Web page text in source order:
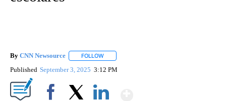
By CNN Newsource FOLLOW
Published September 3, 2025 3:12 PM